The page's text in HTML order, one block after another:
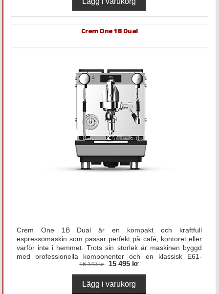
Crem One 1B Dual
Crem One 1B Dual är en kompakt och kraftfull
espressomaskin som passar perfekt på café, kontoret eller
varför inte i hemmet. Trots sin storlek är maskinen byggd
med professionella komponenter och en klassisk E61-
bryggrupp som ger stabil temperatur och jämn extraktion.
16 143 kr 15 495 kr